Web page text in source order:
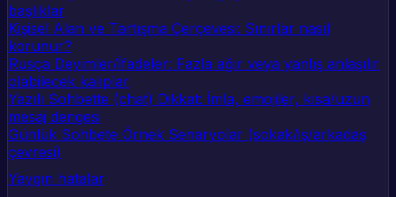
başlıklar
Kişisel Alan ve Tartışma Çerçevesi: Sınırlar nasıl
korunur?
Rusça Deyimler/İfadeler: Fazla ağır veya yanlış anlaşılır
olabilecek kalıplar
Yazılı Sohbette (chat) Dikkat: İmla, emojiler, kısa/uzun
mesaj dengesi
Günlük Sohbete Örnek Senaryolar (sokak/iş/arkadaş
çevresi)
Yaygın hatalar